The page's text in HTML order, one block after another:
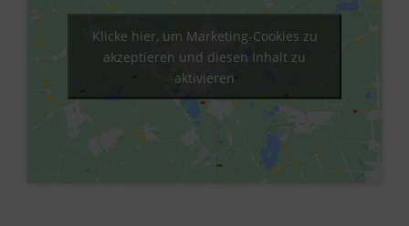
Klicke hier, um Marketing-Cookies zu
akzeptieren und diesen Inhalt zu
aktivieren